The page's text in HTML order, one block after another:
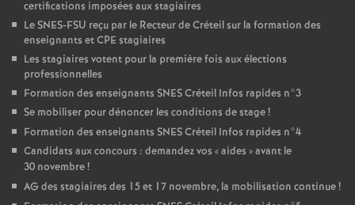
certifications imposées aux stagiaires
LeSNES-FSU reçu par le Recteur de Créteil sur la formation des
enseignants etCPE stagiaires
Les stagiaires votent pour la première fois aux élections
professionnelles
Formation des enseignants SNESCréteil Infos rapides n°3
Se mobiliser pour dénoncer les conditions de stage!
Formation des enseignants SNESCréteil Infos rapides n°4
Candidats aux concours : demandez vos «aides » avant le
30 novembre!
AG des stagiaires des 15 et 17 novembre, la mobilisation continue!